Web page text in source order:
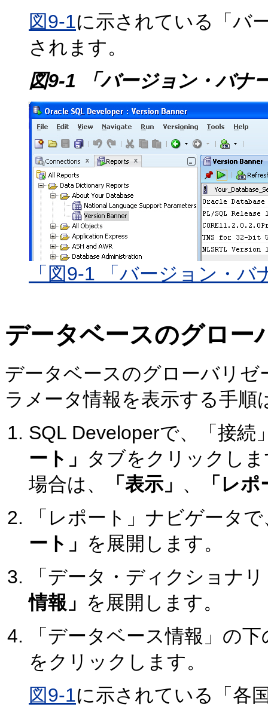
図9-1に示されている「バ
されます。
図9-1 「バージョン・バナ
「図9-1 「バージョン・
データベースのグロー
データベースのグローバリ
ラメータ情報を表示する手順
SQL Developerで、「接続
ート」 タブをクリックし
場合は、
「表示」 、
「レ
「レポート」ナビゲータで
ート」 を展開します。
「データ・ディクショナ
情報」 を展開します。
「データベース情報」の下
をクリックします。
図9-1に示されている「各